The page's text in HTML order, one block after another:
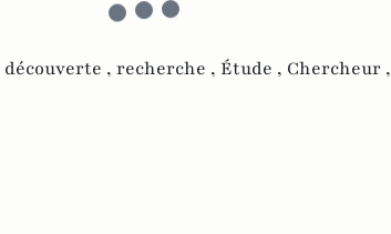
découverte , recherche , Étude , Chercheur ,